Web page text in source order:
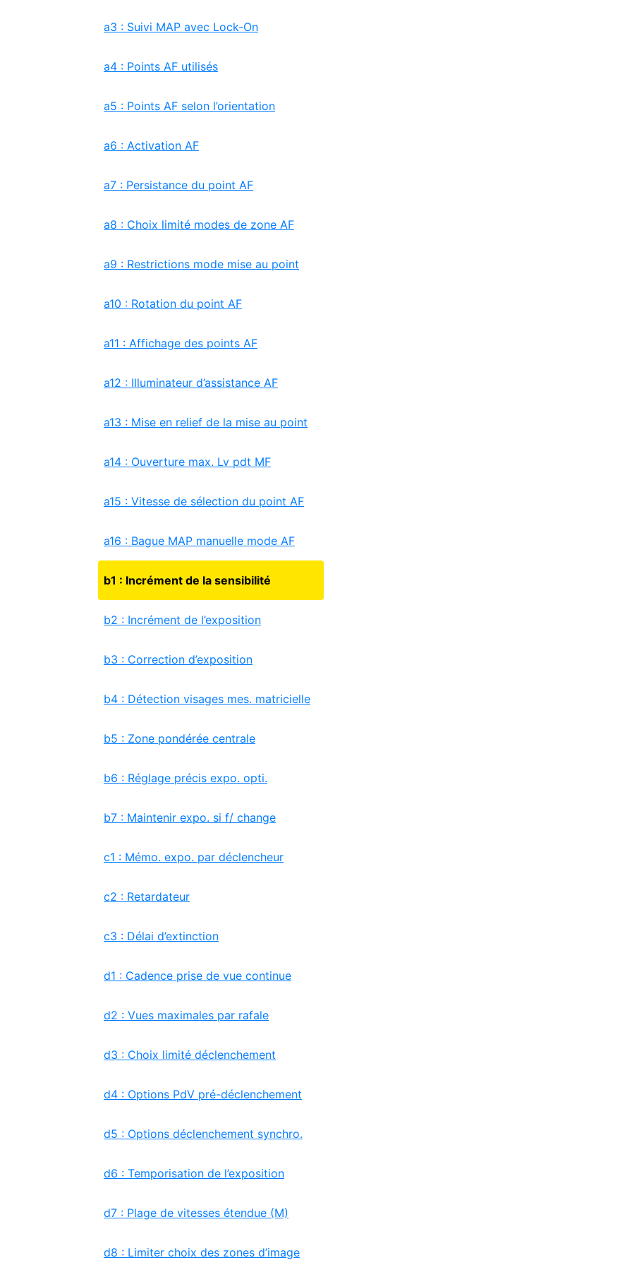
a3 : Suivi MAP avec Lock-On
a4 : Points AF utilisés
a5 : Points AF selon l’orientation
a6 : Activation AF
a7 : Persistance du point AF
a8 : Choix limité modes de zone AF
a9 : Restrictions mode mise au point
a10 : Rotation du point AF
a11 : Affichage des points AF
a12 : Illuminateur d’assistance AF
a13 : Mise en relief de la mise au point
a14 : Ouverture max. Lv pdt MF
a15 : Vitesse de sélection du point AF
a16 : Bague MAP manuelle mode AF
b1 : Incrément de la sensibilité
b2 : Incrément de l’exposition
b3 : Correction d’exposition
b4 : Détection visages mes. matricielle
b5 : Zone pondérée centrale
b6 : Réglage précis expo. opti.
b7 : Maintenir expo. si f/ change
c1 : Mémo. expo. par déclencheur
c2 : Retardateur
c3 : Délai d’extinction
d1 : Cadence prise de vue continue
d2 : Vues maximales par rafale
d3 : Choix limité déclenchement
d4 : Options PdV pré-déclenchement
d5 : Options déclenchement synchro.
d6 : Temporisation de l’exposition
d7 : Plage de vitesses étendue (M)
d8 : Limiter choix des zones d’image